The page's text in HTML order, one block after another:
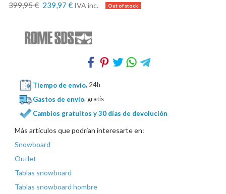
399,95 € 239,97 € IVA inc.
Tiempo de envío, 24h
Gastos de envío, gratis
Cambios gratuitos y 30 días de devolución
Más artículos que podrían interesarte en:
Snowboard
Outlet
Tablas snowboard
Tablas snowboard hombre